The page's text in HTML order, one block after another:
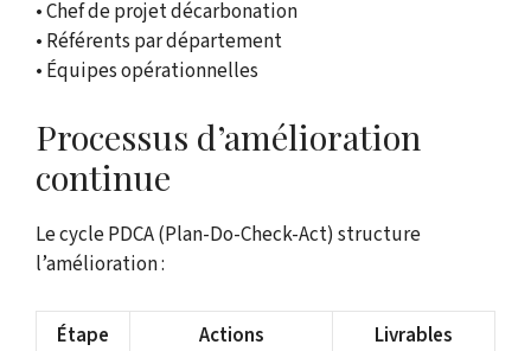
• Chef de projet décarbonation
• Référents par département
• Équipes opérationnelles
Processus d’amélioration
continue
Le cycle PDCA (Plan-Do-Check-Act) structure
l’amélioration :
Étape Actions Livrables